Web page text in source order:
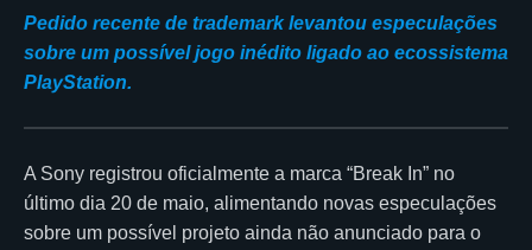
Pedido recente de trademark levantou especulações
sobre um possível jogo inédito ligado ao ecossistema
PlayStation.
A Sony registrou oficialmente a marca “Break In” no
último dia 20 de maio, alimentando novas especulações
sobre um possível projeto ainda não anunciado para o